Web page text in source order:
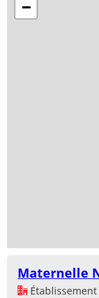
−
Maternelle
Établissement